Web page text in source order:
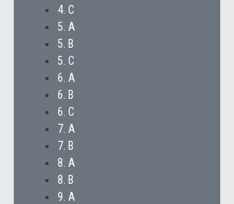
4. C
5. A
5. B
5. C
6. A
6. B
6. C
7. A
7. B
8. A
8. B
9. A